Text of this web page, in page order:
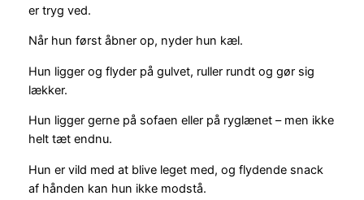
er tryg ved.
Når hun først åbner op, nyder hun kæl.
Hun ligger og flyder på gulvet, ruller rundt og gør sig
lækker.
Hun ligger gerne på sofaen eller på ryglænet – men ikke
helt tæt endnu.
Hun er vild med at blive leget med, og flydende snack
af hånden kan hun ikke modstå.